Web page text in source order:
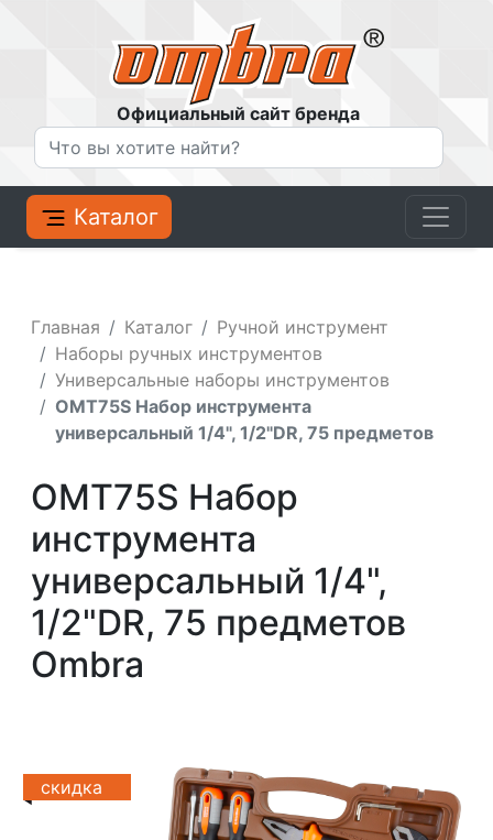
Официальный сайт бренда
Каталог
Главная Каталог
Ручной инструмент
Наборы ручных инструментов
Универсальные наборы инструментов
OMT75S Набор инструмента
универсальный 1/4", 1/2"DR, 75 предметов
OMT75S Набор
инструмента
универсальный 1/4",
1/2"DR, 75 предметов
Ombra
скидка